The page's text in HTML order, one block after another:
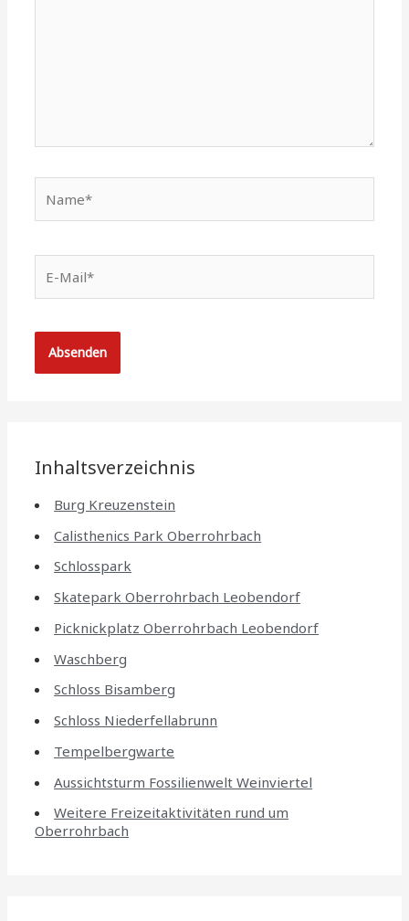
Mail*
Inhaltsverzeichnis
Burg Kreuzenstein
Calisthenics Park Oberrohrbach
Schlosspark
Skatepark Oberrohrbach Leobendorf
Picknickplatz Oberrohrbach Leobendorf
Waschberg
Schloss Bisamberg
Schloss Niederfellabrunn
Tempelbergwarte
Aussichtsturm Fossilienwelt Weinviertel
Weitere Freizeitaktivitäten rund um
Oberrohrbach